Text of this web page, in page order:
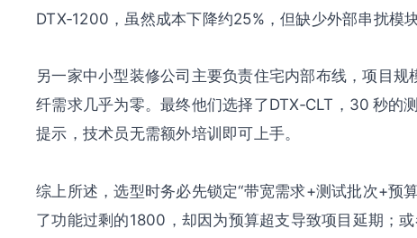
DTX‑1200，虽然成本下降约25%，但缺少外部串扰模
另一家中小型装修公司主要负责住宅内部布线，项目
纤需求几乎为零。最终他们选择了DTX‑CLT，30 秒的
提示，技术员无需额外培训即可上手。
综上所述，选型时务必先锁定“带宽需求+测试批次+预
了功能过剩的1800，却因为预算超支导致项目延期；